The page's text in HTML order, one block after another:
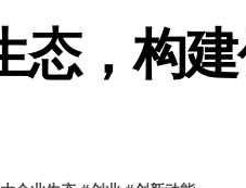
态，构